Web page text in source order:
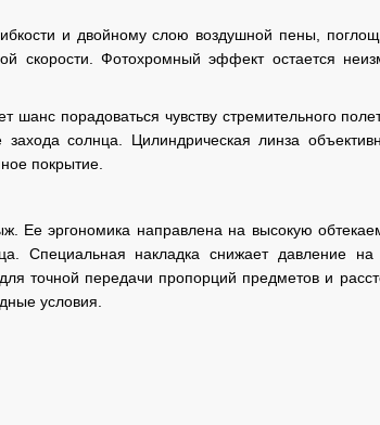
и двойному слою воздушной пены,
скорости. Фотохромный эффект остается
порадоваться чувству стремительного
солнца. Цилиндрическая линза
покрытие.
Ее эргономика направлена на высокую
Специальная накладка снижает давление
точной передачи пропорций предметов и
условия.